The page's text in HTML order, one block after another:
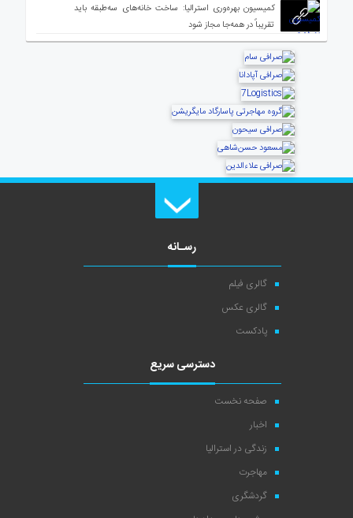
کمیسیون بهره‌وری استرالیا: ساخت خانه‌های سه‌طبقه باید
تقریباً در همه‌جا مجاز شود
رسـانه
گالری فیلم
گالری عکس
پادکست
دسترسی سریع
صفحه نخست
اخبار
زندگی در استرالیا
مهاجرت
گردشگری